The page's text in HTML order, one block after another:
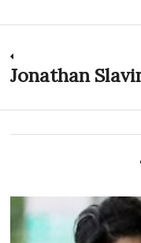
de
Previous
Jonathan